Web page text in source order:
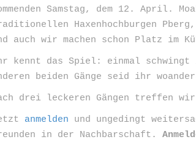
Samstag, dem 12. April.
Haxenhochburgen
auch wir machen schon Platz im
kennt das Spiel: einmal
beiden Gänge seid ihr
drei leckeren Gängen treffen wir
anmelden und ungedingt
in der Nachbarschaft.